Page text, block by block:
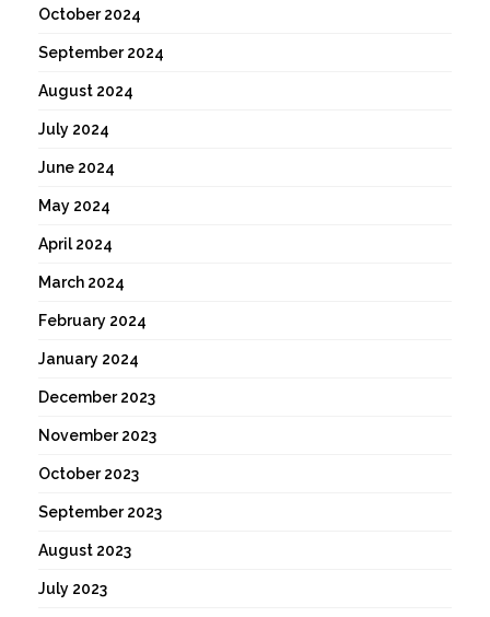
October 2024
September 2024
August 2024
July 2024
June 2024
May 2024
April 2024
March 2024
February 2024
January 2024
December 2023
November 2023
October 2023
September 2023
August 2023
July 2023